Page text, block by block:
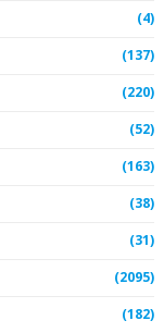
(4)
(137)
(220)
(52)
(163)
(38)
(31)
(2095)
(182)